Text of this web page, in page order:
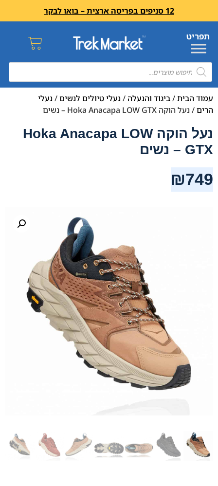
12 סניפים בפריסה ארצית – בואו לבקר
עמוד הבית/ביגוד והנעלה / נעלי טיולים לנשים/ נעלי
הרים/ נעל הוקה Hoka Anacapa LOW GTX – נשים
נעל הוקה Hoka Anacapa LOW
GTX – נשים
₪749